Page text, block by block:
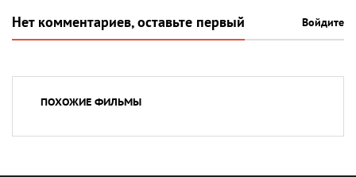
Нет комментариев, оставьте первый Войдите
ПОХОЖИЕ ФИЛЬМЫ